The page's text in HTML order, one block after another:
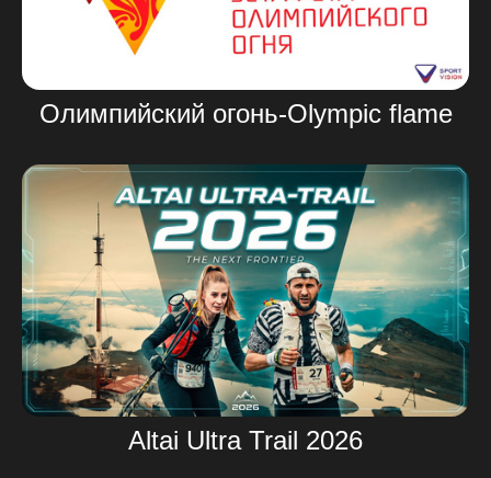
Олимпийский огонь-Olympic flame
Altai Ultra Trail 2026